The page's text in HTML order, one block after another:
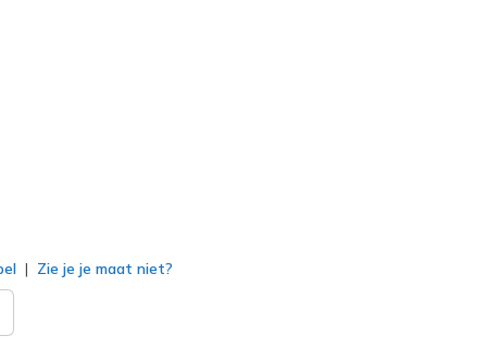
Zie je je maat niet?